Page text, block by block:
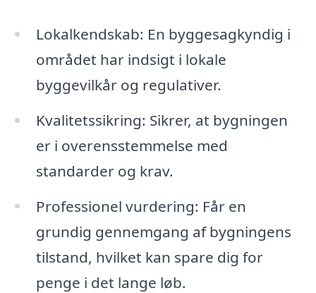
Lokalkendskab: En byggesagkyndig i
området har indsigt i lokale
byggevilkår og regulativer.
Kvalitetssikring: Sikrer, at bygningen
er i overensstemmelse med
standarder og krav.
Professionel vurdering: Får en
grundig gennemgang af bygningens
tilstand, hvilket kan spare dig for
penge i det lange løb.